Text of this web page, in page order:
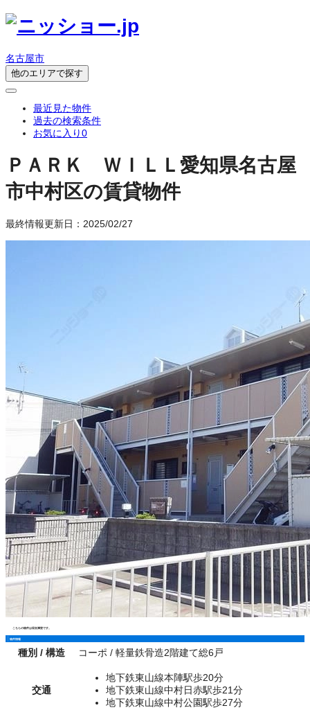
名古屋市
他のエリアで探す
最近見た物件
過去の検索条件
お気に入り0
ＰＡＲＫ ＷＩＬＬ 愛知県名古屋
市中村区の賃貸物件
最終情報更新日：2025/02/27
こちらの物件は現在満室です。
物件情報
種別 / 構造 コーポ / 軽量鉄骨造2階建て総6戸
交通
地下鉄東山線本陣駅歩20分
地下鉄東山線中村日赤駅歩21分
地下鉄東山線中村公園駅歩27分